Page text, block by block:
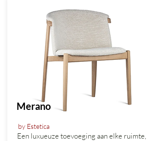
Merano
by Estetica
Een luxueuze toevoeging aan elke ruimte,